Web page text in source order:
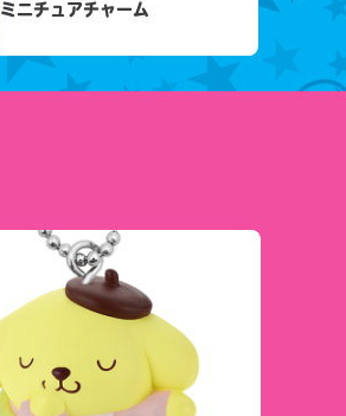
ミニチュアチャーム